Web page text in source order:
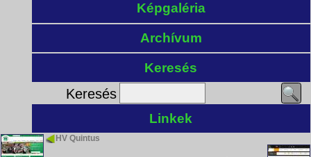
Képgaléria
Archívum
Keresés
Keresés
Linkek
HV Quintus